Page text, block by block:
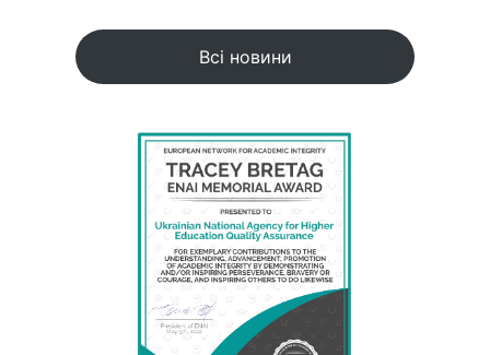
Всі новини